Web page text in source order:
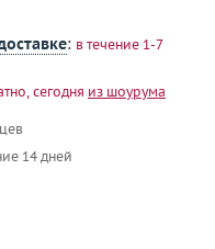
: в течение 1-7
сегодня из шоурума
14 дней